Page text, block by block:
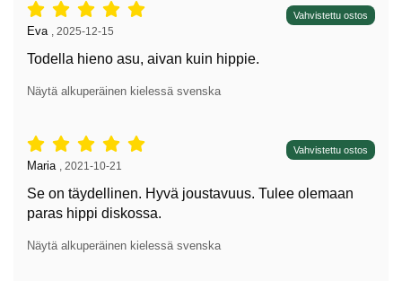
Arvostelu: 5 tähdet / 5, Vahvistettu ostos
Arvostelun kirjoittaja:
Eva 2025-12-15
Todella hieno asu, aivan kuin hippie.
Näytä alkuperäinen kielessä svenska
Arvostelu: 5 tähdet / 5, Vahvistettu ostos
Arvostelun kirjoittaja:
Maria 2021-10-21
Se on täydellinen. Hyvä joustavuus. Tulee olemaan
paras hippi diskossa.
Näytä alkuperäinen kielessä svenska